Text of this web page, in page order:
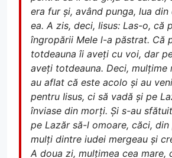
era fur și, având punga, lua din
ea. A zis, deci, Iisus: Las-o, că
îngropării Mele l-a păstrat. Că
totdeauna îi aveți cu voi, dar
aveți totdeauna. Deci, mulțime
au aflat că este acolo și au
pentru Iisus, ci să vadă și pe
înviase din morți. Și s-au
pe Lazăr să-l omoare, căci, din
mulți dintre iudei mergeau și
A doua zi, mulțimea cea mare,